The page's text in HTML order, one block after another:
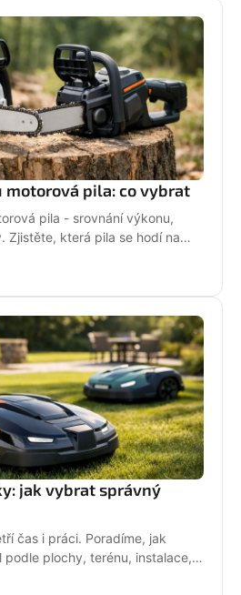
motorová pila: co vybrat
pila - srovnání výkonu,
Zjistěte, která pila se hodí na
jak vybrat správný
čas i práci. Poradíme, jak
plochy, terénu, instalace,